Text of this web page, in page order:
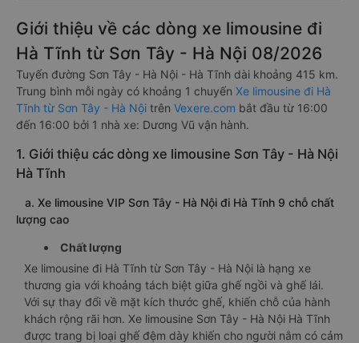
Giới thiệu về các dòng xe limousine đi
Hà Tĩnh từ Sơn Tây - Hà Nội 08/2026
Tuyến đường Sơn Tây - Hà Nội - Hà Tĩnh dài khoảng 415 km.
Trung bình mỗi ngày có khoảng 1 chuyến Xe limousine đi Hà
Tĩnh từ Sơn Tây - Hà Nội trên Vexere.com bắt đầu từ 16:00
đến 16:00 bởi 1 nhà xe: Dương Vũ vận hành.
1. Giới thiệu các dòng xe limousine Sơn Tây - Hà Nội
Hà Tĩnh
a. Xe limousine VIP Sơn Tây - Hà Nội đi Hà Tĩnh 9 chỗ chất
lượng cao
Chất lượng
Xe limousine đi Hà Tĩnh từ Sơn Tây - Hà Nội là hạng xe
thương gia với khoảng tách biệt giữa ghế ngồi và ghế lái.
Với sự thay đổi về mặt kích thước ghế, khiến chỗ của hành
khách rộng rãi hơn. Xe limousine Sơn Tây - Hà Nội Hà Tĩnh
được trang bị loại ghế đệm dày khiến cho người nằm có cảm